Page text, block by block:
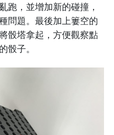
跑，並增加新的碰撞，
問題。最後加上簍空的
骰塔拿起，方便觀察點
骰子。